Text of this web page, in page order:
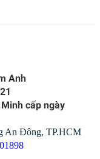
Anh
cấp ngày
An Đông, TP.HCM